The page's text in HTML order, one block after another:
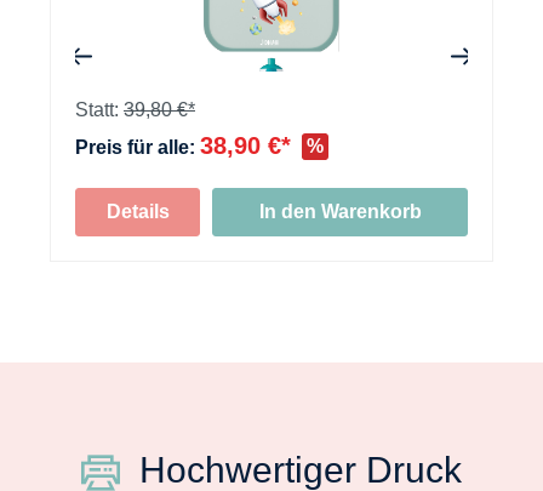
Statt: 39,80 €*
Preis für alle: 38,90 €* %
Details In den Warenkorb
Hochwertiger Druck